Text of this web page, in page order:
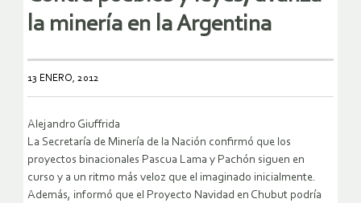
la minería en la Argentina
13 ENERO, 2012
Alejandro Giuffrida
La Secretaría de Minería de la Nación confirmó que los
proyectos binacionales Pascua Lama y Pachón siguen en
curso y a un ritmo más veloz que el imaginado inicialmente.
Además, informó que el Proyecto Navidad en Chubut podría